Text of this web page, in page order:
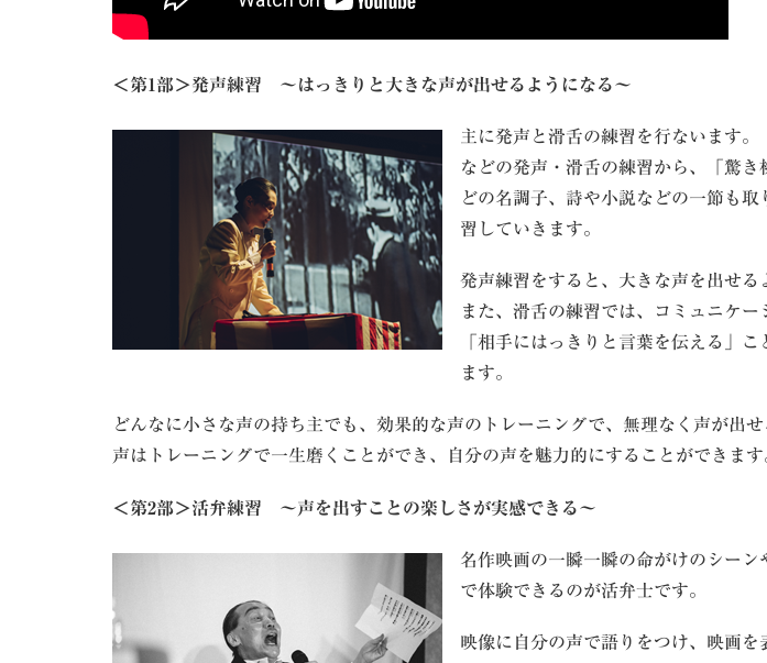
＜第1部＞発声練習 ～はっきりと大きな声が出せるようになる～
主に発声と滑舌の練習を行ないます。
などの発声・滑舌の練習から、「驚き
どの名調子、詩や小説などの一節も取
習していきます。
発声練習をすると、大きな声を出せる
また、滑舌の練習では、コミュニケー
「相手にはっきりと言葉を伝える」こ
ます。
どんなに小さな声の持ち主でも、効果的な声のトレーニングで、無理なく声が出せ
声はトレーニングで一生磨くことができ、自分の声を魅力的にすることができます
＜第2部＞活弁練習 ～声を出すことの楽しさが実感できる～
名作映画の一瞬一瞬の命がけのシーン
で体験できるのが活弁士です。
映像に自分の声で語りをつけ、映画を